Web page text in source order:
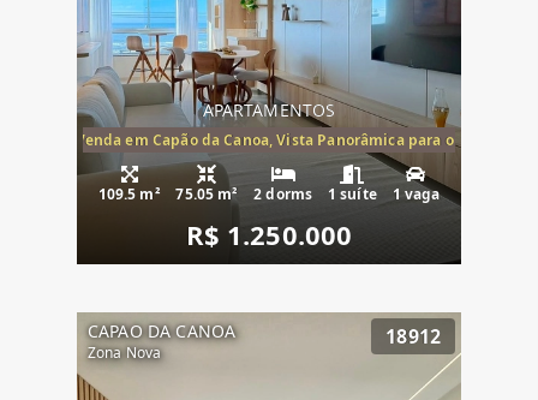
APARTAMENTOS
Mar à Venda em Capão da Canoa, Vista Panorâmica para o Mar, 2
109.5 m² 75.05 m² 2 dorms 1 suíte 1 vaga
R$ 1.250.000
CAPAO DA CANOA
Zona Nova
18912